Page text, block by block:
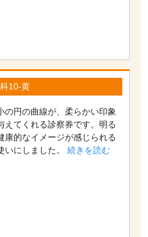
10-黄
の円の曲線が、柔らかい印象
えてくれる診察券です。明る
康的なイメージが感じられる
いにしました。続きを読む